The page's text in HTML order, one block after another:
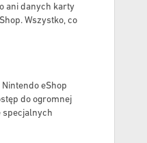
ani danych karty
Wszystko, co
eShop
do ogromnej
specjalnych